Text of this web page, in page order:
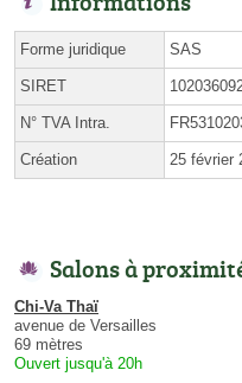
Forme juridique SAS
SIRET
N° TVA Intra.
Création 25 février
Salons à
Chi-Va Thaï
avenue de Versailles
69 mètres
Ouvert jusqu'à 20h